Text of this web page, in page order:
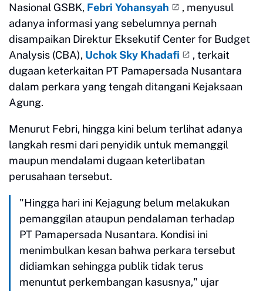
Nasional GSBK, Febri Yohansyah
, menyusul
adanya informasi yang sebelumnya pernah
disampaikan Direktur Eksekutif Center for Budget
Analysis (CBA), Uchok Sky Khadafi
, terkait
dugaan keterkaitan PT Pamapersada Nusantara
dalam perkara yang tengah ditangani Kejaksaan
Agung.
Menurut Febri, hingga kini belum terlihat adanya
langkah resmi dari penyidik untuk memanggil
maupun mendalami dugaan keterlibatan
perusahaan tersebut.
"Hingga hari ini Kejagung belum melakukan
pemanggilan ataupun pendalaman terhadap
PT Pamapersada Nusantara. Kondisi ini
menimbulkan kesan bahwa perkara tersebut
didiamkan sehingga publik tidak terus
menuntut perkembangan kasusnya," ujar